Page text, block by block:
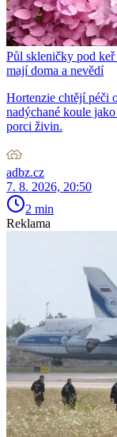
Půl skleničky pod
mají doma a nevědí
Hortenzie chtějí péči
nadýchané koule
porci živin.
adbz.cz
7. 8. 2026, 20:50
2 min
Reklama